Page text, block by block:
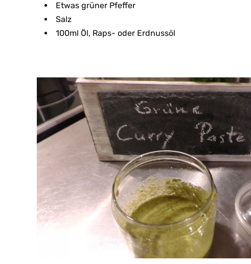
Etwas grüner Pfeffer
Salz
100ml Öl, Raps- oder Erdnussöl